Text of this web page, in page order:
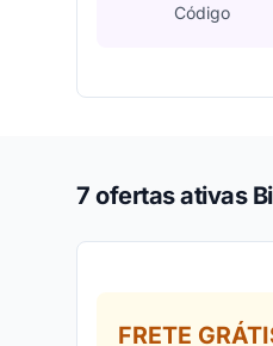
Código
7 ofertas ativas
FRETE